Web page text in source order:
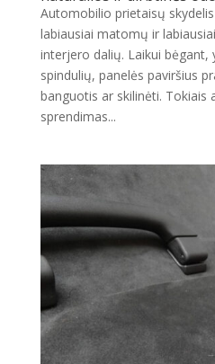
Automobilio prietaisų
labiausiai matomų ir
interjero dalių. Laikui bėgant,
spindulių, panelės paviršius
banguotis ar skilinėti. Tokiais
sprendimas...